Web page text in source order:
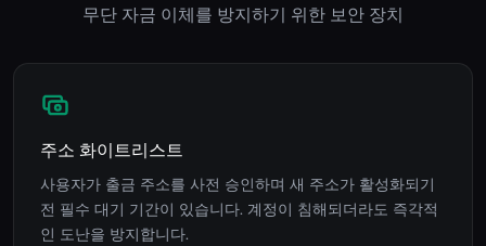
무단 자금 이체를 방지하기 위한 보안 장치
주소 화이트리스트
사용자가 출금 주소를 사전 승인하며 새 주소가 활성화되기
전 필수 대기 기간이 있습니다. 계정이 침해되더라도 즉각적
인 도난을 방지합니다.